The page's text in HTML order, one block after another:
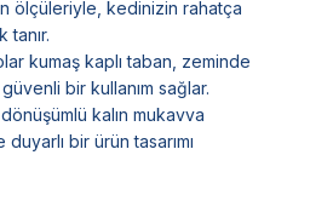
ölçüleriyle, kedinizin rahatça
tanır.
kumaş kaplı taban, zeminde
bir kullanım sağlar.
kalın mukavva
bir ürün tasarımı